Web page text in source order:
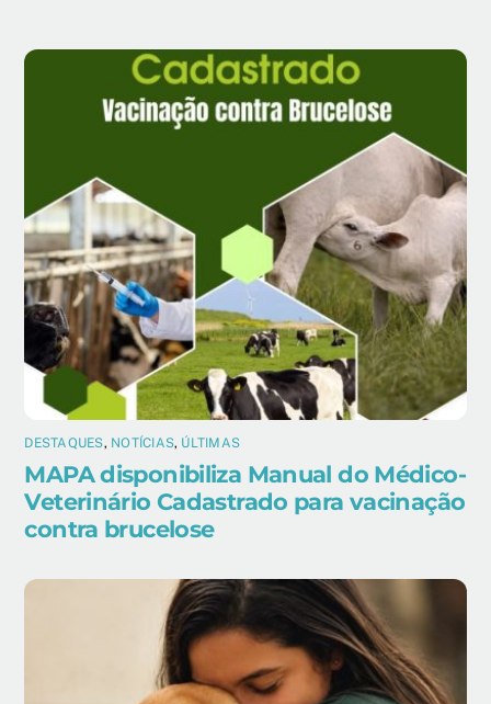
DESTAQUES, NOTÍCIAS, ÚLTIMAS
MAPA disponibiliza Manual do Médico-
Veterinário Cadastrado para vacinação
contra brucelose